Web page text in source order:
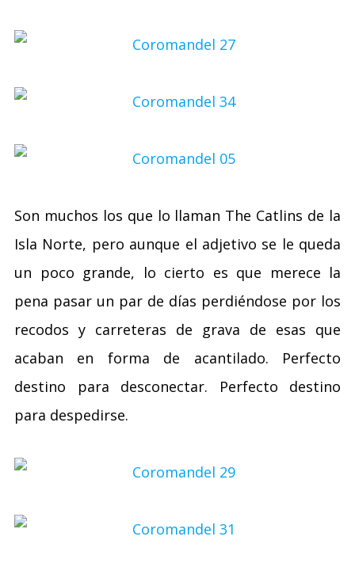
Son muchos los que lo llaman The Catlins de la
Isla Norte, pero aunque el adjetivo se le queda
un poco grande, lo cierto es que merece la
pena pasar un par de días perdiéndose por los
recodos y carreteras de grava de esas que
acaban en forma de acantilado. Perfecto
destino para desconectar. Perfecto destino
para despedirse.